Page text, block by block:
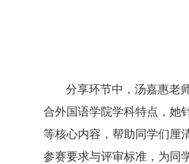
分享环节中，汤嘉惠老
合外国语学院学科特点，她
等核心内容，帮助同学们厘
参赛要求与评审标准，为同